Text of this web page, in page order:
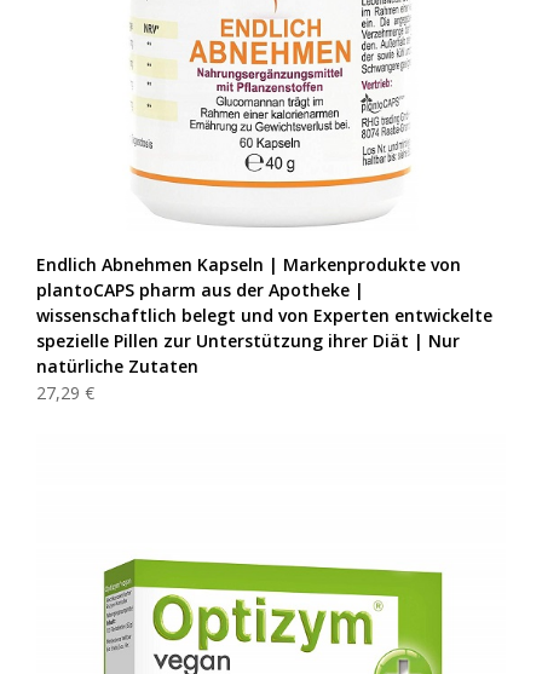
Endlich Abnehmen Kapseln | Markenprodukte von
plantoCAPS pharm aus der Apotheke |
wissenschaftlich belegt und von Experten entwickelte
spezielle Pillen zur Unterstützung ihrer Diät | Nur
natürliche Zutaten
27,29 €